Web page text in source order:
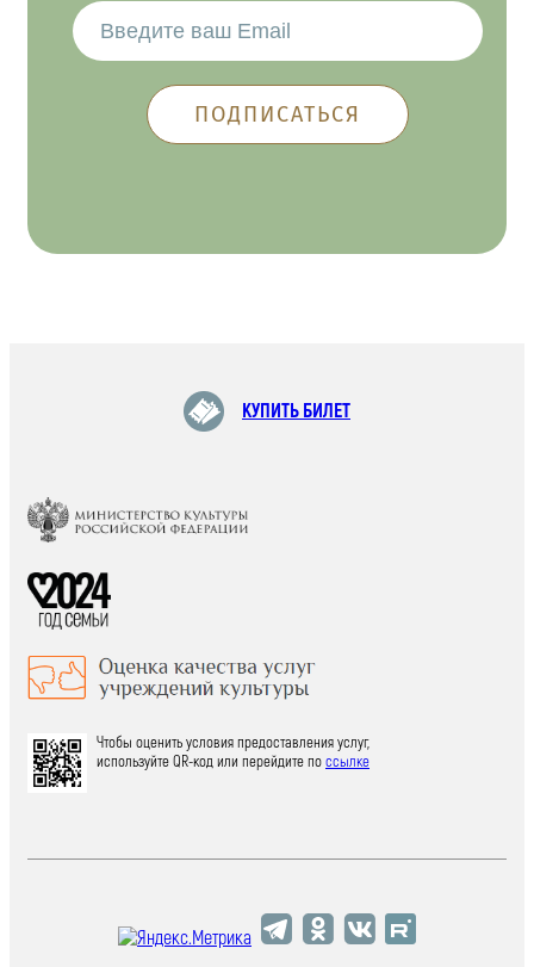
КУПИТЬ БИЛЕТ
Чтобы оценить условия предоставления услуг,
используйте QR-код или перейдите поссылке